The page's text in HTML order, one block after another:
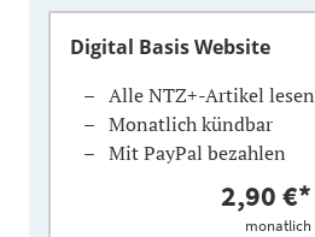
Digital Basis Website
Alle NTZ+-Artikel
Monatlich kündbar
Mit PayPal bezahlen
2,90 €*
monatlich